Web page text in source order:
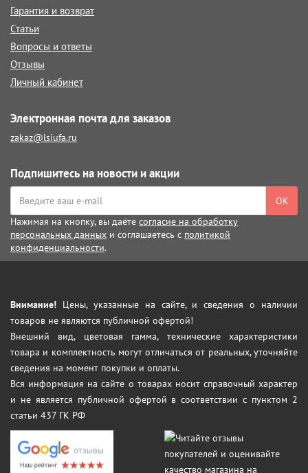
Гарантия и возврат
Статьи
Вопросы и ответы
Отзывы
Личный кабинет
Электронная почта для заказов
zakaz@lsiufa.ru
Подпишитесь на новости и акции
ОК
Нажимая на кнопку, вы даёте согласие на обработку
персональных данных и соглашаетесь с политикой
конфиденциальности.
Внимание! Цены, указанные на сайте, и сведения о наличии
товаров не являются публичной офертой!
Внешний вид, цветовая гамма, технические характеристики
товара и комплектность могут отличаться от реальных, уточняйте
сведения на момент покупки и оплаты.
Вся информация на сайте о товарах носит справочный характер
и не является публичной офертой в соответствии с пунктом 2
статьи 437 ГК РФ